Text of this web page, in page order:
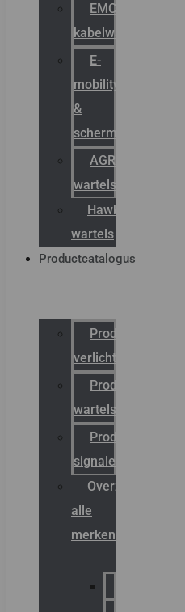
EMC
kabelwartels
E-
mobility
&
schermstromen
AGRO
wartels
Hawke
wartels
Productcatalogus
Productcatalogus
verlichting
Productcatalogus
wartels
Productcatalogus
signalering
Overzicht
alle
merken